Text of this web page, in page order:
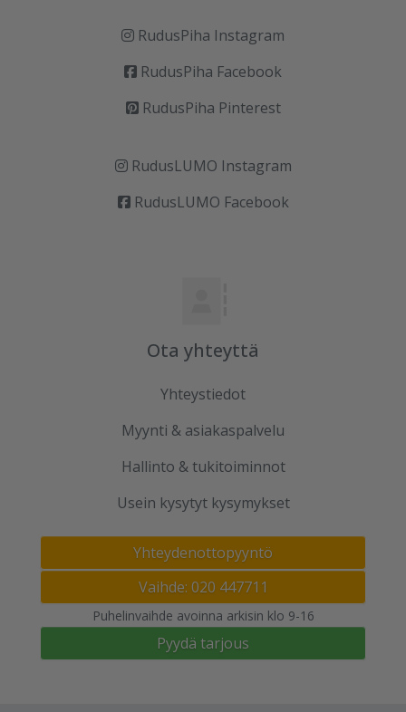
RudusPiha Instagram
RudusPiha Facebook
RudusPiha Pinterest
RudusLUMO Instagram
RudusLUMO Facebook
Ota yhteyttä
Yhteystiedot
Myynti & asiakaspalvelu
Hallinto & tukitoiminnot
Usein kysytyt kysymykset
Yhteydenottopyyntö
Vaihde: 020 447711
Puhelinvaihde avoinna arkisin klo 9-16
Pyydä tarjous